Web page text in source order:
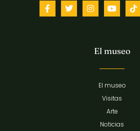
El museo
El museo
Visitas
Arte
Noticias